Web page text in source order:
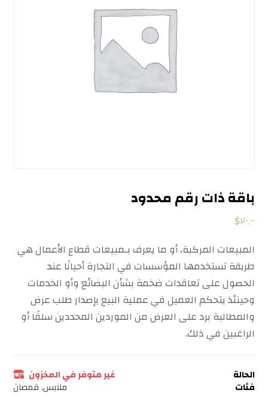
باقة ذات رقم محدود
$٢٠.٠٠
المبيعات المركبة، أو ما يعرف بـمبيعات قطاع الأعمال هي
طريقة تستخدمها المؤسسات في التجارة أحيانًا عند
الحصول على تعاقدات ضخمة بشأن البضائع وأو الخدمات
وحينئذ يتحكم العميل في عملية البيع بإصدار طلب عرض
والمطالبة برد على العرض من الموردين المحددين سلفًا أو
الراغبين في ذلك.
الحالة غير متوفر في المخزون
فئات ملابس, قمصان